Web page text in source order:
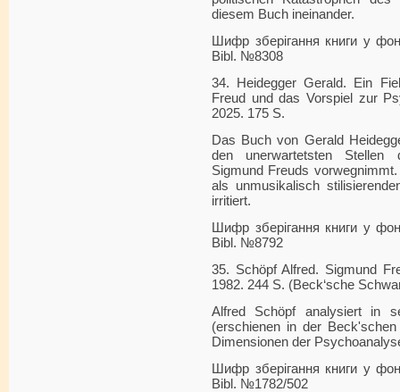
diesem Buch ineinander.
Шифр зберігання книги у
Bibl. №8308
34. Heidegger Gerald. Ein
Freud und das Vorspiel zur
2025. 175 S.
Das Buch von Gerald
den unerwartetsten Stellen
Sigmund Freuds
als unmusikalisch
irritiert.
Шифр зберігання книги у
Bibl. №8792
35. Schöpf Alfred. Sigmund
1982. 244 S. (Beck‘sche
Alfred Schöpf analysiert in
(erschienen in der
Dimensionen der
Шифр зберігання книги у
Bibl. №1782/502